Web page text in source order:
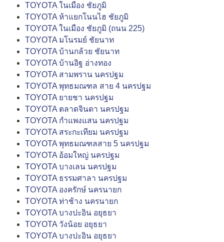
TOYOTA ในเมือง ชัยภูมิ
TOYOTA ห้าแยกโนนไฮ ชัยภูมิ
TOYOTA ในเมือง ชัยภูมิ (ถนน 225)
TOYOTA มโนรมย์ ชัยนาท
TOYOTA บ้านกล้วย ชัยนาท
TOYOTA บ้านอิฐ อ่างทอง
TOYOTA สามพราน นครปฐม
TOYOTA พุทธมณฑล สาย 4 นครปฐม
TOYOTA ยายชา นครปฐม
TOYOTA ตลาดจินดา นครปฐม
TOYOTA กำแพงแสน นครปฐม
TOYOTA สระกะเทียม นครปฐม
TOYOTA พุทธมณฑลสาย 5 นครปฐม
TOYOTA อ้อมใหญ่ นครปฐม
TOYOTA บางเลน นครปฐม
TOYOTA ธรรมศาลา นครปฐม
TOYOTA องครักษ์ นครนายก
TOYOTA ท่าช้าง นครนายก
TOYOTA บางปะอิน อยุธยา
TOYOTA วังน้อย อยุธยา
TOYOTA บางปะอิน อยุธยา